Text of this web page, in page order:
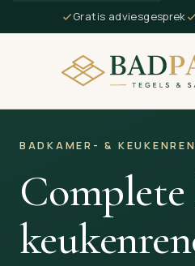
Gratis adviesgesprek
BADKAMER- &